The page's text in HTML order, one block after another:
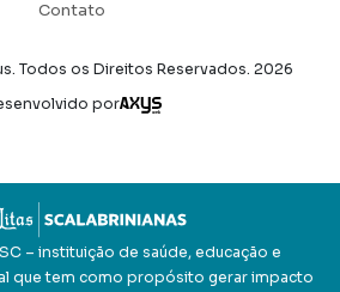
Contato
Todos os Direitos Reservados. 2026
por
– instituição de saúde, educação e
que tem como propósito gerar impacto